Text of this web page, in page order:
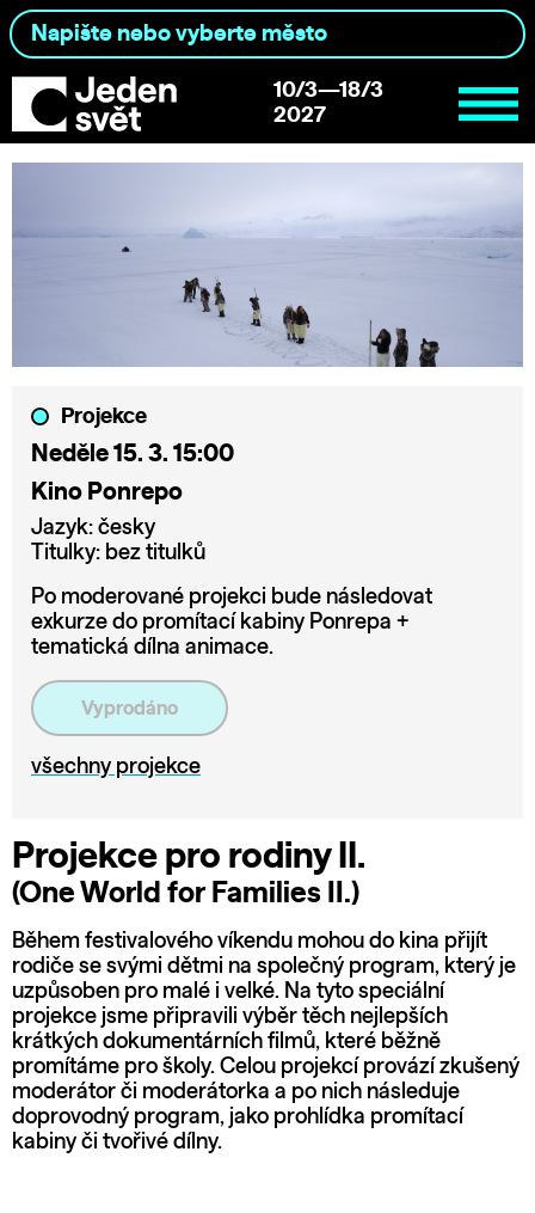
10/3—18/3
2027
Projekce
Neděle 15. 3. 15:00
Kino Ponrepo
Jazyk: česky
Titulky: bez titulků
Po moderované projekci bude následovat
exkurze do promítací kabiny Ponrepa +
tematická dílna animace.
Vyprodáno
všechny projekce
Projekce pro rodiny II.
(One World for Families II.)
Během festivalového víkendu mohou do kina přijít
rodiče se svými dětmi na společný program, který je
uzpůsoben pro malé i velké. Na tyto speciální
projekce jsme připravili výběr těch nejlepších
krátkých dokumentárních filmů, které běžně
promítáme pro školy. Celou projekcí provází zkušený
moderátor či moderátorka a po nich následuje
doprovodný program, jako prohlídka promítací
kabiny či tvořivé dílny.